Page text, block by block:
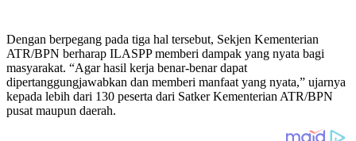
Dengan berpegang pada tiga hal tersebut, Sekjen Kementerian
ATR/BPN berharap ILASPP memberi dampak yang nyata bagi
masyarakat. “Agar hasil kerja benar-benar dapat
dipertanggungjawabkan dan memberi manfaat yang nyata,” ujarnya
kepada lebih dari 130 peserta dari Satker Kementerian ATR/BPN
pusat maupun daerah.